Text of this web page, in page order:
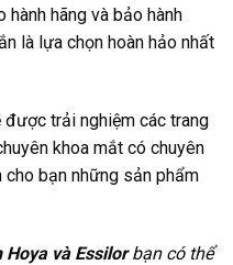
hãng và bảo hành
là lựa chọn hoàn hảo nhất
trải nghiệm các trang
khoa mắt có chuyên
bạn những sản phẩm
và Essilorbạn có thể